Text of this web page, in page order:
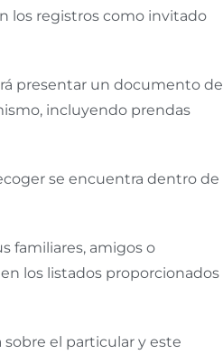
los registros como invitado
presentar un documento de
incluyendo prendas
se encuentra dentro de
familiares, amigos o
los listados proporcionados
el particular y este